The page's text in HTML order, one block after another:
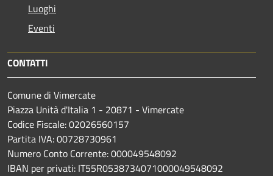
Luoghi
Eventi
CONTATTI
Comune di Vimercate
Piazza Unità d'Italia 1 - 20871 - Vimercate
Codice Fiscale: 02026560157
Partita IVA: 00728730961
Numero Conto Corrente: 000049548092
IBAN per privati: IT55R0538734071000049548092